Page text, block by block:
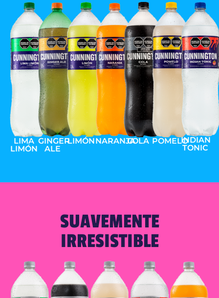
LIMA
LIMÓN
GINGER
ALE
LIMÓNNARANJACOLA POMELOINDIAN
TONIC
SUAVEMENTE
IRRESISTIBLE